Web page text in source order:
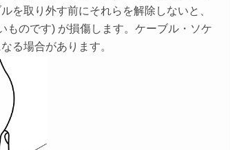
を取り外す前にそれらを解除しないと、
ものです) が損傷します。ケーブル・ソケ
る場合があります。